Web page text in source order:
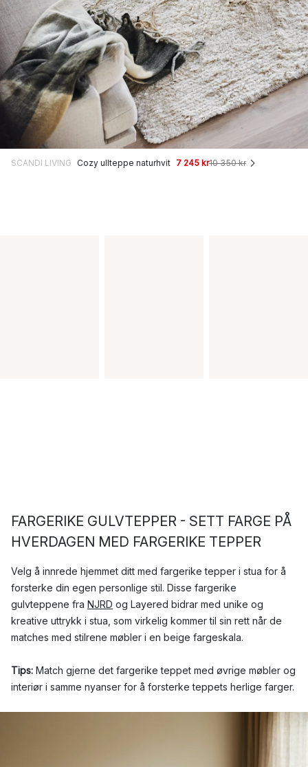
SCANDI LIVING Cozy ullteppe naturhvit 7 245 kr10 350 kr
FARGERIKE GULVTEPPER - SETT FARGE PÅ
HVERDAGEN MED FARGERIKE TEPPER
Velg å innrede hjemmet ditt med fargerike tepper i stua for å
forsterke din egen personlige stil. Disse fargerike
gulvteppene fra NJRD og Layered bidrar med unike og
kreative uttrykk i stua, som virkelig kommer til sin rett når de
matches med stilrene møbler i en beige fargeskala.
Tips: Match gjerne det fargerike teppet med øvrige møbler og
interiør i samme nyanser for å forsterke teppets herlige farger.